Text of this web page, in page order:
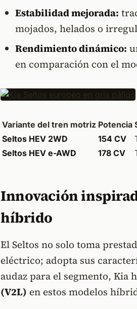
Estabilidad mejorada:
mojados, helados o
Rendimiento dinámico:
en comparación con el
Variante del tren motriz Potencia
Seltos HEV 2WD
154 CV
Seltos HEV e-AWD
178 CV
Innovación
híbrido
El Seltos no solo toma
eléctrico; adopta sus
audaz para el segmento, Kia
(V2L) en estos modelos